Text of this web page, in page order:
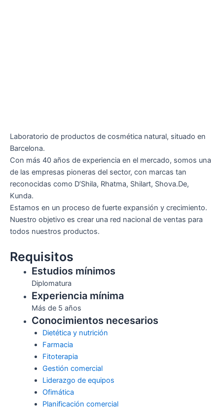
Laboratorio de productos de cosmética natural, situado en
Barcelona.
Con más 40 años de experiencia en el mercado, somos una
de las empresas pioneras del sector, con marcas tan
reconocidas como D’Shila, Rhatma, Shilart, Shova.De,
Kunda.
Estamos en un proceso de fuerte expansión y crecimiento.
Nuestro objetivo es crear una red nacional de ventas para
todos nuestros productos.
Requisitos
Estudios mínimos
Diplomatura
Experiencia mínima
Más de 5 años
Conocimientos necesarios
Dietética y nutrición
Farmacia
Fitoterapia
Gestión comercial
Liderazgo de equipos
Ofimática
Planificación comercial